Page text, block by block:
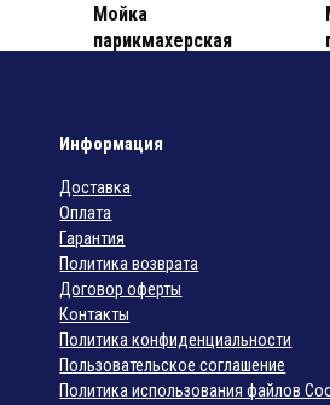
Мойка
парикмахерская
(Италия)
Информация
Доставка
Оплата
Гарантия
Политика возврата
Договор оферты
Контакты
Политика конфиденциальности
Пользовательское соглашение
Политика использования файлов